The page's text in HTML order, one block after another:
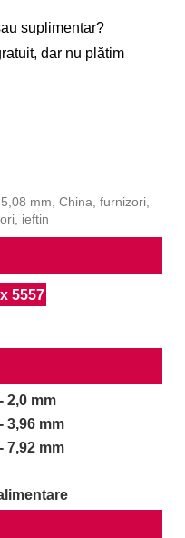
suplimentar?
dar nu plătim
mm, China, furnizori,
ieftin
5557
2,0 mm
3,96 mm
7,92 mm